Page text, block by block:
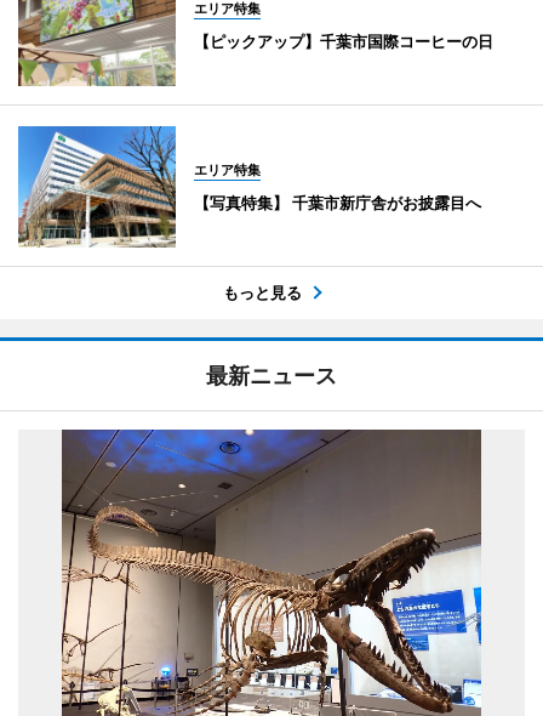
エリア特集
【ピックアップ】千葉市国際コーヒーの日
エリア特集
【写真特集】 千葉市新庁舎がお披露目へ
もっと見る
最新ニュース